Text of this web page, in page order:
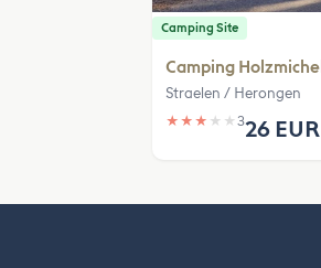
Camping Site
Camping Holzmichel
Straelen / Herongen
★ ★ ★ ★ ★ 326 EUR